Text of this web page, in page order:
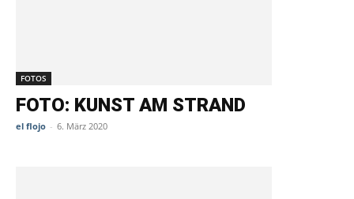
FOTOS
FOTO: KUNST AM STRAND
el flojo - 6. März 2020